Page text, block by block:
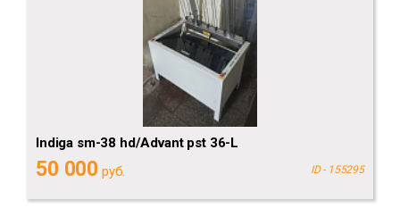
Indiga sm-38 hd/Advant pst 36-L
50 000 руб. ID - 155295